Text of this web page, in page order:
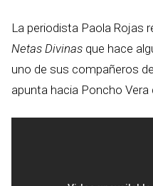
La periodista Paola Rojas
Netas Divinas que hace
uno de sus compañeros
apunta hacia Poncho